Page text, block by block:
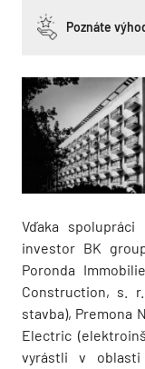
Poznáte
Vďaka
investor BK
Poronda
Construction, s.
stavba), Premona
Electric
vyrástli v oblasti